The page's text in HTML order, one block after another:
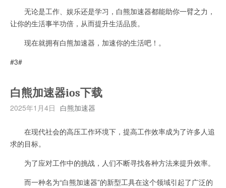
无论是工作、娱乐还是学习，白熊加速器都能助你一臂之力，
让你的生活事半功倍，从而提升生活品质。
现在就拥有白熊加速器，加速你的生活吧！。
#3#
白熊加速器ios下载
2025年1月4日 白熊加速器
在现代社会的高压工作环境下，提高工作效率成为了许多人追
求的目标。
为了应对工作中的挑战，人们不断寻找各种方法来提升效率。
而一种名为“白熊加速器”的新型工具在这个领域引起了广泛的